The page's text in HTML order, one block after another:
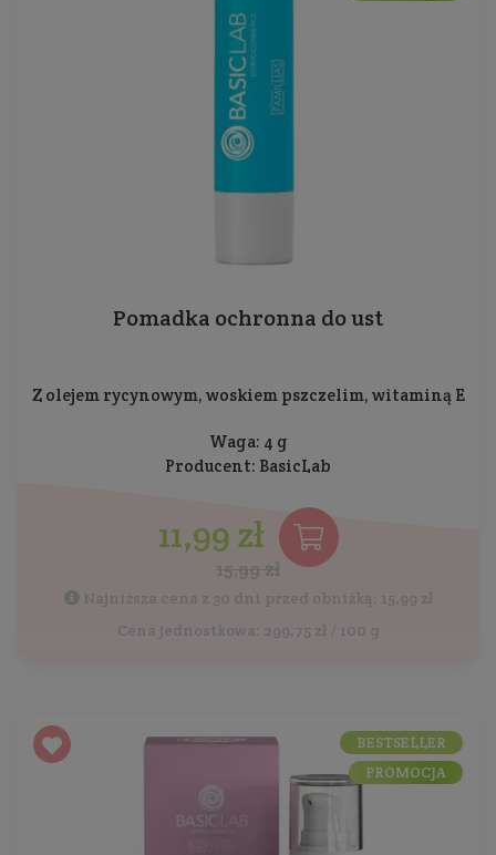
Pomadka ochronna do ust
Z olejem rycynowym, woskiem pszczelim, witaminą E
Waga: 4 g
Producent: BasicLab
11,99 zł
15,99 zł
Najniższa cena z 30 dni przed obniżką: 15,99 zł
Cena jednostkowa: 299,75 zł / 100 g
BESTSELLER
PROMOCJA